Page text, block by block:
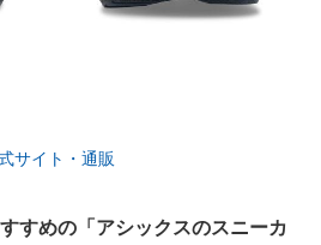
サイト・通販
すめの「アシックスのスニーカ